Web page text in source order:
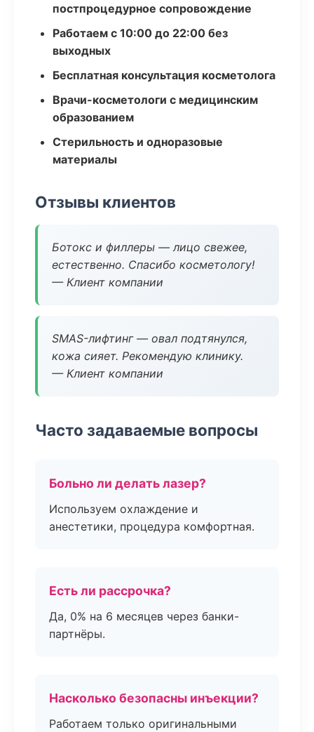
постпроцедурное сопровождение
Работаем с 10:00 до 22:00 без
выходных
Бесплатная консультация косметолога
Врачи-косметологи с медицинским
образованием
Стерильность и одноразовые
материалы
Отзывы клиентов
Ботокс и филлеры — лицо свежее,
естественно. Спасибо косметологу!
— Клиент компании
SMAS-лифтинг — овал подтянулся,
кожа сияет. Рекомендую клинику.
— Клиент компании
Часто задаваемые вопросы
Больно ли делать лазер?
Используем охлаждение и
анестетики, процедура комфортная.
Есть ли рассрочка?
Да, 0% на 6 месяцев через банки-
партнёры.
Насколько безопасны инъекции?
Работаем только оригинальными